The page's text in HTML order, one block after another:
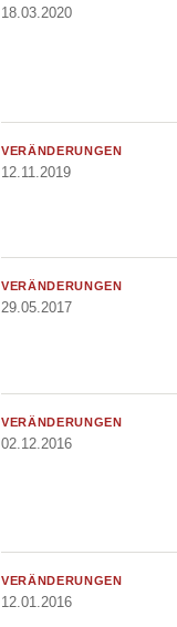
18.03.2020
VERÄNDERUNGEN
12.11.2019
VERÄNDERUNGEN
29.05.2017
VERÄNDERUNGEN
02.12.2016
VERÄNDERUNGEN
12.01.2016